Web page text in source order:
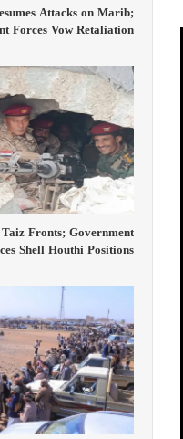
Attacks on Marib;
Forces Vow Retaliation
Fronts; Government
Shell Houthi Positions